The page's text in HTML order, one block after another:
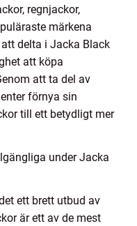
regnjackor,
märkena
delta i Jacka Black
att köpa
att ta del av
förnya sin
till ett betydligt mer
under Jacka
ett brett utbud av
är ett av de mest